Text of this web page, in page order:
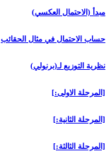
مبدأ (الاحتمال العكسي)
حساب الاحتمال في مثال الحقائب
نظرية التوزيع لـ(برنولي)
[المرحلة الاولى‏:]
[المرحلة الثانية:]
[المرحلة الثالثة:]